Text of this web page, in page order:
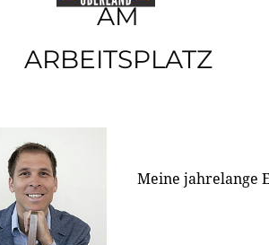
AM
ARBEITSPLATZ
Meine jahrelange